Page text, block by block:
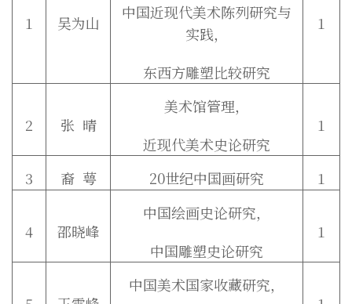
1 吴为山
中国近现代美术陈列研究与
实践，
东西方雕塑比较研究
1
2 张 晴
美术馆管理，
近现代美术史论研究
1
3 裔 萼 20世纪中国画研究 1
4 邵晓峰
中国绘画史论研究，
中国雕塑史论研究
1
中国美术国家收藏研究，